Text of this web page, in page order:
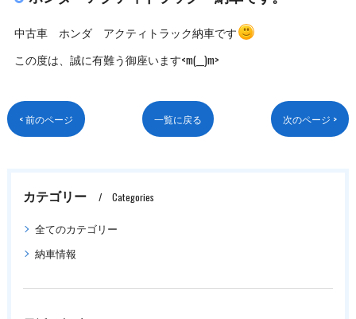
中古車 ホンダ アクティトラック納車です
この度は、誠に有難う御座います<m(__)m>
< 前のページ 一覧に戻る 次のページ >
カテゴリー Categories
全てのカテゴリー
納車情報